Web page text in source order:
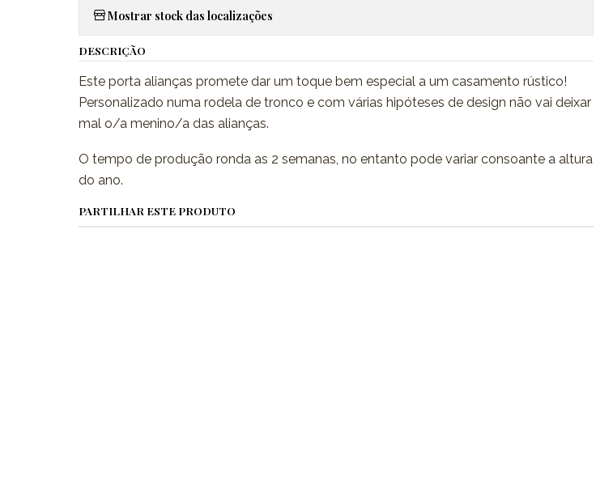
Mostrar stock das localizações
DESCRIÇÃO
Este porta alianças promete dar um toque bem especial a um casamento rústico!
Personalizado numa rodela de tronco e com várias hipóteses de design não vai deixar
mal o/a menino/a das alianças.
O tempo de produção ronda as 2 semanas, no entanto pode variar consoante a altura
do ano.
PARTILHAR ESTE PRODUTO